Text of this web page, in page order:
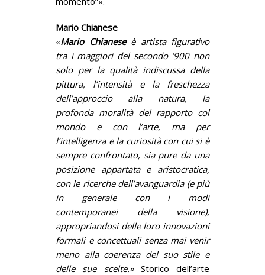
Mario Chianese
«Mario Chianese è artista figurativo
tra i maggiori del secondo ‘900 non
solo per la qualità indiscussa della
pittura, l’intensità e la freschezza
dell’approccio alla natura, la
profonda moralità del rapporto col
mondo e con l’arte, ma per
l’intelligenza e la curiosità con cui si è
sempre confrontato, sia pure da una
posizione appartata e aristocratica,
con le ricerche dell’avanguardia (e più
in generale con i modi
contemporanei della visione),
appropriandosi delle loro innovazioni
formali e concettuali senza mai venir
meno alla coerenza del suo stile e
delle sue scelte.»Storico dell’arte